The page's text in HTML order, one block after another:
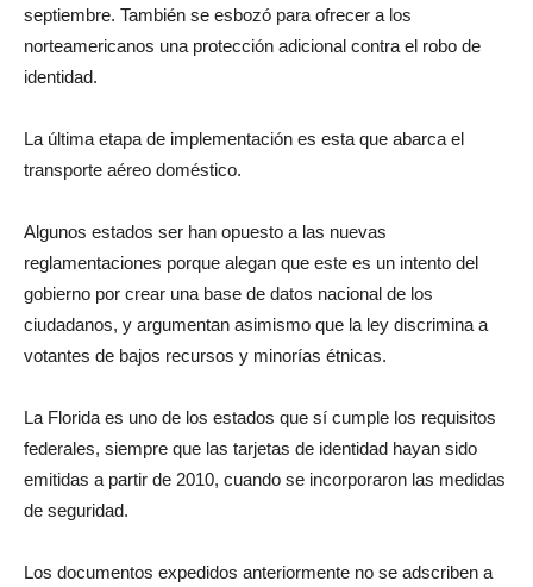
septiembre. También se esbozó para ofrecer a los
norteamericanos una protección adicional contra el robo de
identidad.
La última etapa de implementación es esta que abarca el
transporte aéreo doméstico.
Algunos estados ser han opuesto a las nuevas
reglamentaciones porque alegan que este es un intento del
gobierno por crear una base de datos nacional de los
ciudadanos, y argumentan asimismo que la ley discrimina a
votantes de bajos recursos y minorías étnicas.
La Florida es uno de los estados que sí cumple los requisitos
federales, siempre que las tarjetas de identidad hayan sido
emitidas a partir de 2010, cuando se incorporaron las medidas
de seguridad.
Los documentos expedidos anteriormente no se adscriben a